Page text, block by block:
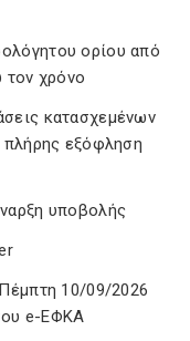
ορίου από
χρόνο
κατασχεμένων
πλήρης εξόφληση
υποβολής
10/09/2026
e-ΕΦΚΑ